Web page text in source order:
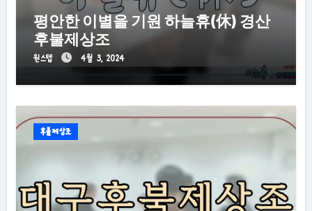
평안한 이별을 기원 하늘휴(休) 경산
후불제상조
원스텝 4월 3, 2024
후불제상조